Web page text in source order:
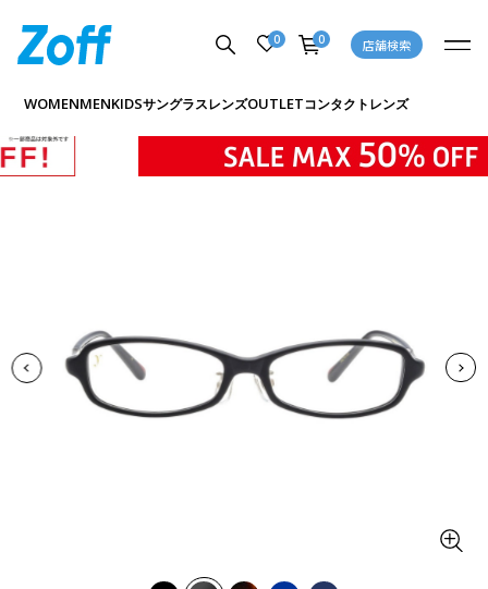
0 0 店舗検索
WOMENMENKIDSサングラスレンズOUTLETコンタクトレンズ
商品詳細ページへ